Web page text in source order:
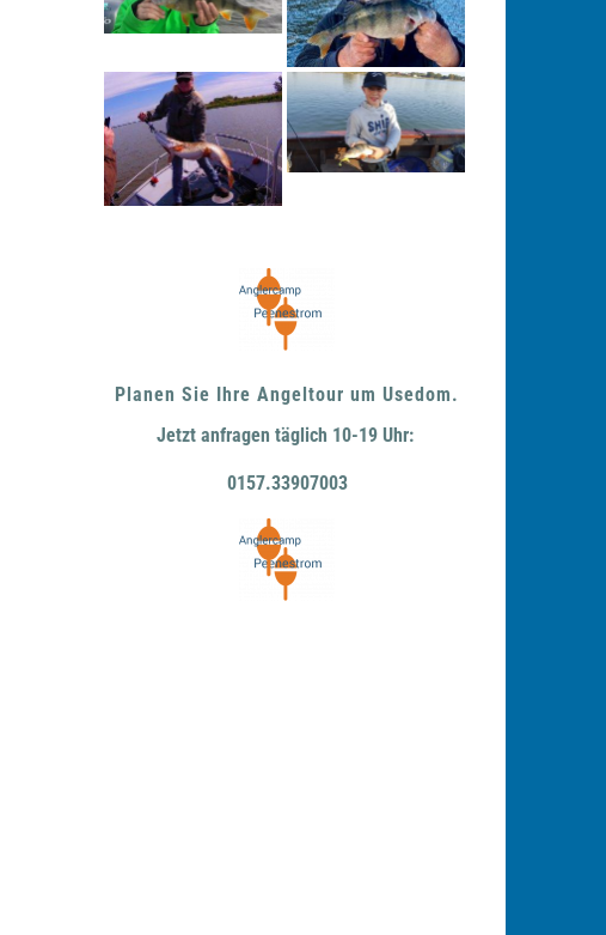
Planen Sie Ihre Angeltour um Usedom.
Jetzt anfragen täglich 10-19 Uhr:
0157.33907003